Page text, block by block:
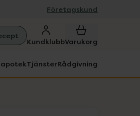
Företagskund
KundklubbVarukorg
TjänsterRådgivning